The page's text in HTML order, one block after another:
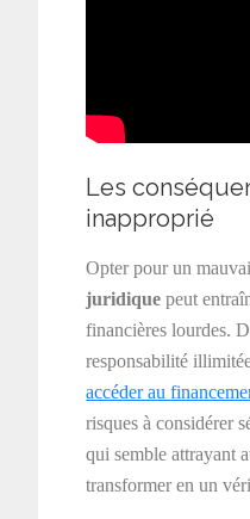
Les
inapproprié
Opter pour un
juridique peut
financières lourdes.
responsabilité
accéder au
risques à considérer
qui semble attrayant
transformer en un